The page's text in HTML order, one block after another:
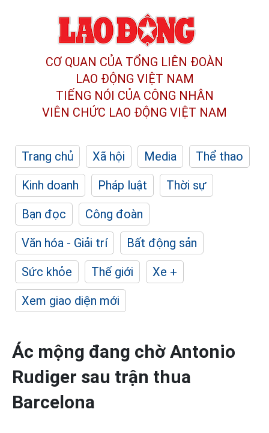
CƠ QUAN CỦA TỔNG LIÊN ĐOÀN
LAO ĐỘNG VIỆT NAM
TIẾNG NÓI CỦA CÔNG NHÂN
VIÊN CHỨC LAO ĐỘNG VIỆT NAM
Trang chủ Xã hội Media
Thể thao
Kinh doanh
Pháp luật
Thời sự
Bạn đọc
Công đoàn
Văn hóa - Giải trí
Bất động sản
Sức khỏe
Thế giới
Xe +
Xem giao diện mới
Ác mộng đang chờ Antonio
Rudiger sau trận thua
Barcelona